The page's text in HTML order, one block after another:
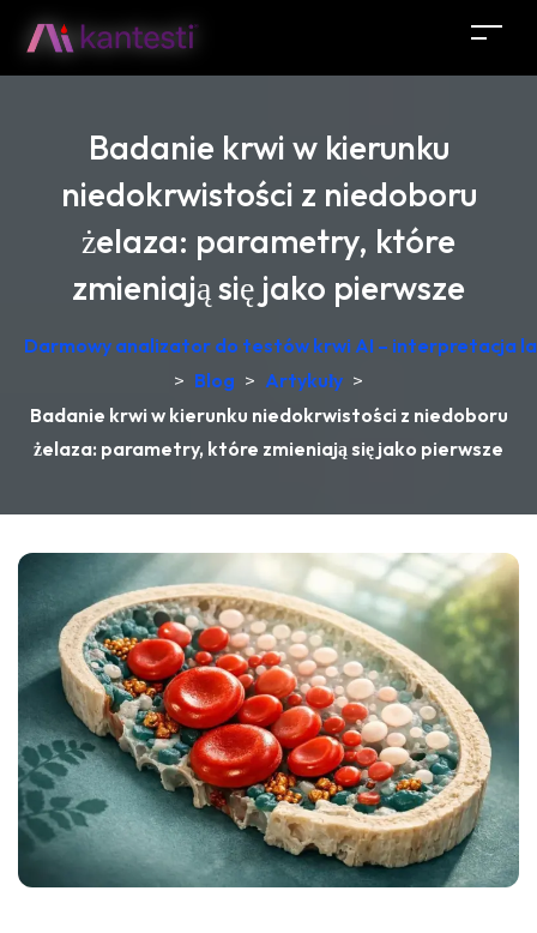
Badanie krwi w kierunku
niedokrwistości z niedoboru
żelaza: parametry, które
zmieniają się jako pierwsze
Darmowy analizator do testów krwi AI – interpretacja
> Blog > Artykuły >
Badanie krwi w kierunku niedokrwistości z niedoboru
żelaza: parametry, które zmieniają się jako pierwsze